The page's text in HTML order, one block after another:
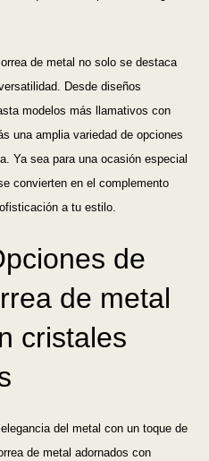
de metal no solo se destaca
Desde diseños
modelos más llamativos con
una amplia variedad de opciones
Ya sea para una ocasión especial
convierten en el complemento
a tu estilo.
de
de metal
cristales
del metal con un toque de
de metal adornados con